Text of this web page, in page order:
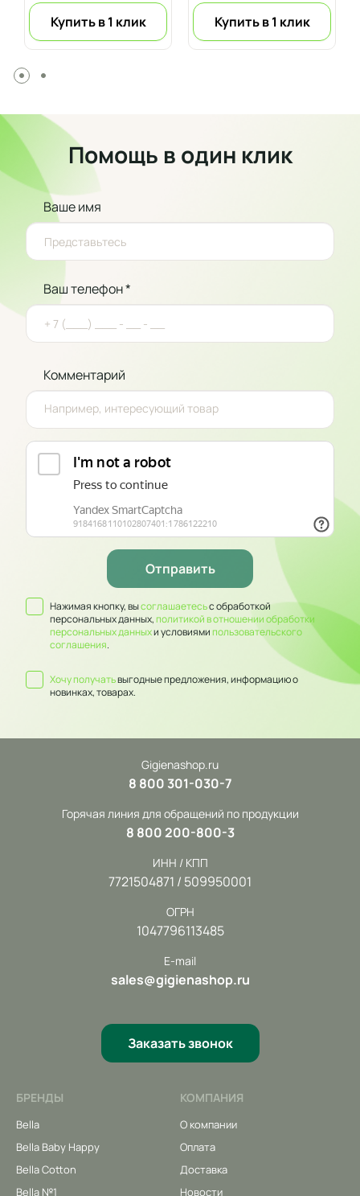
Купить в 1 клик Купить в 1 клик
Помощь в один клик
Ваше имя
Ваш телефон *
Комментарий
Нажимая кнопку, высоглашаетесьс обработкой
персональных данных,политикой в отношении обработки
персональных данныхи условиямипользовательского
соглашения.
Хочу получатьвыгодные предложения, информацию о
новинках, товарах.
Gigienashop.ru
8 800 301-030-7
Горячая линия для обращений по продукции
8 800 200-800-3
ИНН / КПП
7721504871 / 509950001
ОГРН
1047796113485
E-mail
sales@gigienashop.ru
Заказать звонок
БРЕНДЫ
Bella
Bella Baby Happy
Bella Cotton
Bella №1
КОМПАНИЯ
О компании
Оплата
Доставка
Новости